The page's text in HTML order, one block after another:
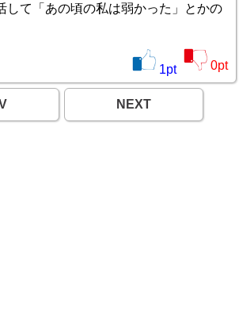
して「あの頃の私は弱かった」とかの
1pt 0pt
NEXT